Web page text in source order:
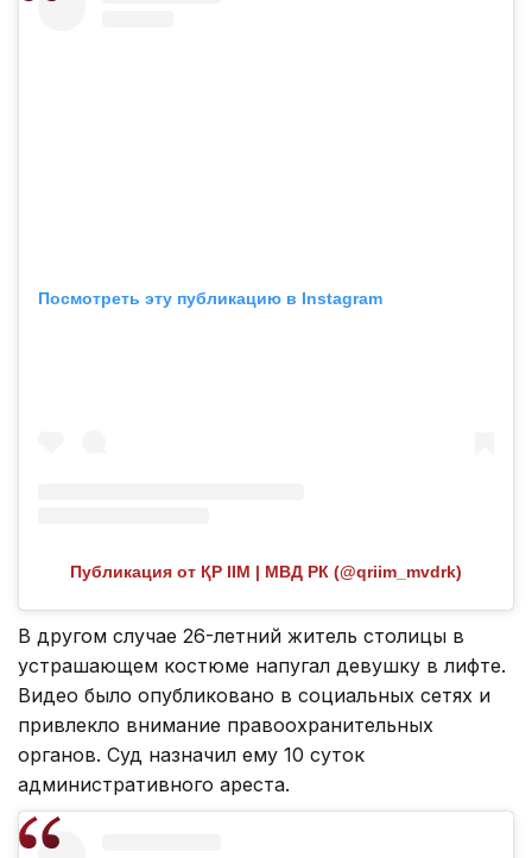
Посмотреть эту публикацию в Instagram
Публикация от ҚР ІІМ | МВД РК (@qriim_mvdrk)
В другом случае 26-летний житель столицы в
устрашающем костюме напугал девушку в лифте.
Видео было опубликовано в социальных сетях и
привлекло внимание правоохранительных
органов. Суд назначил ему 10 суток
административного ареста.